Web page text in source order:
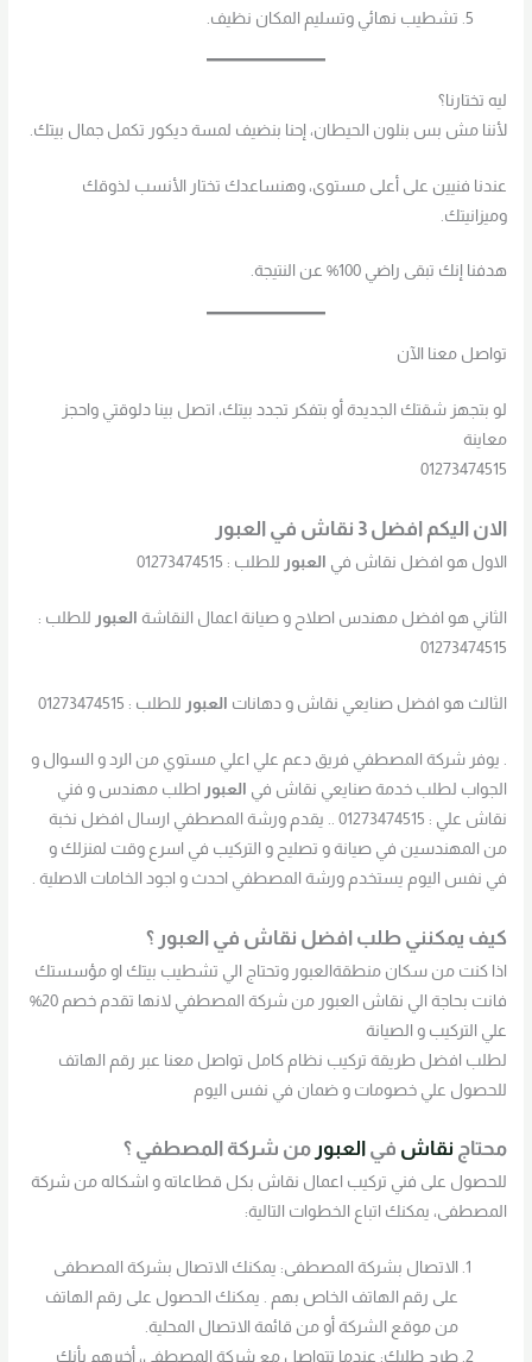
تشطيب نهائي وتسليم المكان نظيف.
ليه تختارنا؟
لأننا مش بس بنلون الحيطان، إحنا بنضيف لمسة ديكور تكمل جمال بيتك.
عندنا فنيين على أعلى مستوى، وهنساعدك تختار الأنسب لذوقك
وميزانيتك.
هدفنا إنك تبقى راضي 100% عن النتيجة.
تواصل معنا الآن
لو بتجهز شقتك الجديدة أو بتفكر تجدد بيتك، اتصل بينا دلوقتي واحجز
معاينة
01273474515
الان اليكم افضل 3 نقاش في العبور
الاول هو افضل نقاش في العبور للطلب : 01273474515
الثاني هو افضل مهندس اصلاح و صيانة اعمال النقاشة العبور
للطلب :
01273474515
الثالث هو افضل صنايعي نقاش و دهانات العبور للطلب : 01273474515
. يوفر شركة المصطفي فريق دعم علي اعلي مستوي من الرد و السوال و
الجواب لطلب خدمة صنايعي نقاش في العبور اطلب مهندس و فني
نقاش علي : 01273474515 .. يقدم ورشة المصطفي ارسال افضل نخبة
من المهندسين في صيانة و تصليح و التركيب في اسرع وقت لمنزلك و
في نفس اليوم يستخدم ورشة المصطفي احدث و اجود الخامات الاصلية .
كيف يمكنني طلب افضل نقاش في العبور ؟
اذا كنت من سكان منطقةالعبور وتحتاج الي تشطيب بيتك او مؤسستك
فانت بحاجة الي نقاش العبور من شركة المصطفي لانها تقدم خصم 20%
علي التركيب و الصيانة
لطلب افضل طريقة تركيب نظام كامل تواصل معنا عبر رقم الهاتف
للحصول علي خصومات و ضمان في نفس اليوم
محتاج نقاش في العبور من شركة المصطفي ؟
للحصول على فني تركيب اعمال نقاش بكل قطاعاته و اشكاله من شركة
المصطفى، يمكنك اتباع الخطوات التالية:
الاتصال بشركة المصطفى: يمكنك الاتصال بشركة المصطفى
على رقم الهاتف الخاص بهم . يمكنك الحصول على رقم الهاتف
من موقع الشركة أو من قائمة الاتصال المحلية.
طرح طلبك: عندما تتواصل مع شركة المصطفى، أخبرهم بأنك